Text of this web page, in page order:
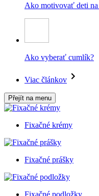
Ako motivovať deti na
Ako vyberať cumlík?
Viac článkov
Přejít na menu
Fixačné krémy
Fixačné prášky
Fixačné podložky